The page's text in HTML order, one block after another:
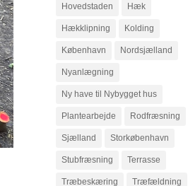
Hovedstaden Hæk
Hækklipning Kolding
København Nordsjælland
Nyanlægning
Ny have til Nybygget hus
Plantearbejde Rodfræsning
Sjælland Storkøbenhavn
Stubfræsning Terrasse
Træbeskæring Træfældning